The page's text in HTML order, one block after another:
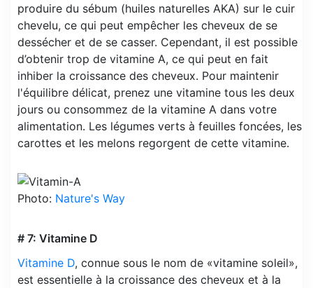
produire du sébum (huiles naturelles AKA) sur le cuir
chevelu, ce qui peut empêcher les cheveux de se
dessécher et de se casser. Cependant, il est possible
d’obtenir trop de vitamine A, ce qui peut en fait
inhiber la croissance des cheveux. Pour maintenir
l'équilibre délicat, prenez une vitamine tous les deux
jours ou consommez de la vitamine A dans votre
alimentation. Les légumes verts à feuilles foncées, les
carottes et les melons regorgent de cette vitamine.
Photo: Nature's Way
# 7: Vitamine D
Vitamine D, connue sous le nom de «vitamine soleil»,
est essentielle à la croissance des cheveux et à la